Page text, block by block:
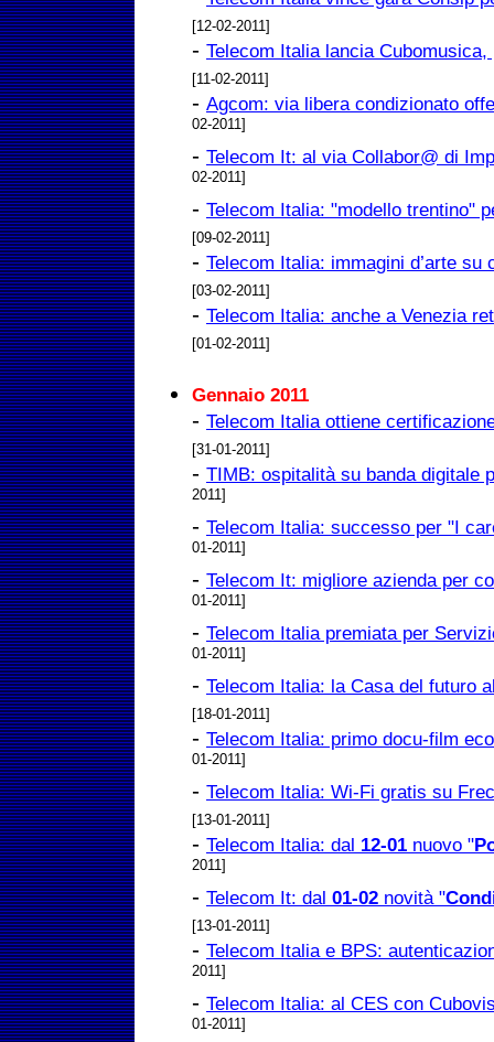
[12-02-2011]
- Telecom Italia lancia
[11-02-2011]
- Agcom: via libera condizionato
02-2011]
- Telecom It: al via Collabor@ di
02-2011]
- Telecom Italia: "modello trentino"
[09-02-2011]
- Telecom Italia: immagini d’arte su
[03-02-2011]
- Telecom Italia: anche a Venezia
[01-02-2011]
Gennaio 2011
- Telecom Italia ottiene
[31-01-2011]
- TIMB: ospitalità su banda digitale
2011]
- Telecom Italia: successo per "I
01-2011]
- Telecom It: migliore azienda per
01-2011]
- Telecom Italia premiata per
01-2011]
- Telecom Italia: la Casa del futuro
[18-01-2011]
- Telecom Italia: primo docu-film
01-2011]
- Telecom Italia: Wi-Fi gratis su
[13-01-2011]
- Telecom Italia: dal 12-01 nuovo "
2011]
- Telecom It: dal 01-02 novità "
[13-01-2011]
- Telecom Italia e BPS:
2011]
- Telecom Italia: al CES con
01-2011]